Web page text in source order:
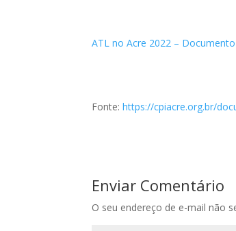
ATL no Acre 2022 –
Fonte:https://cpiacre.org.br/
Enviar Comentário
O seu endereço de e-mail não